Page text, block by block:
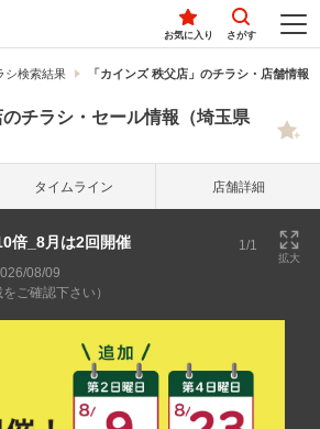
お気に入り さがす
シ検索結果 「カインズ 秩父店」のチラシ・店舗情報
チラシ・セール情報（埼玉県
タイム ライン 店舗詳細
倍_8月は2回開催 1/1
拡大
08/09
ご確認下さい）